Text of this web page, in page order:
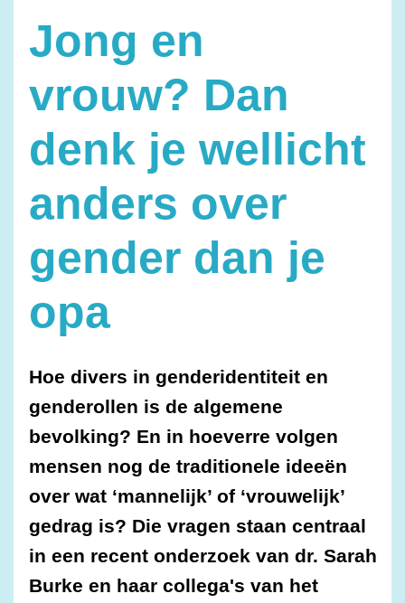
Jong en
vrouw? Dan
denk je wellicht
anders over
gender dan je
opa
Hoe divers in genderidentiteit en
genderollen is de algemene
bevolking? En in hoeverre volgen
mensen nog de traditionele ideeën
over wat ‘mannelijk’ of ‘vrouwelijk’
gedrag is? Die vragen staan centraal
in een recent onderzoek van dr. Sarah
Burke en haar collega's van het